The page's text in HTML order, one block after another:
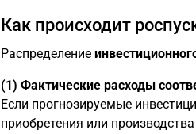
Как происходит
Распределение
(1) Фактические расходы
Если прогнозируемые
приобретения или